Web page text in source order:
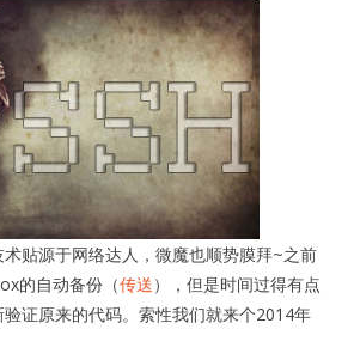
贴源于网络达人，微魔也顺势膜拜~之前
的自动备份（传送），但是时间过得有点
证原来的代码。索性我们就来个2014年